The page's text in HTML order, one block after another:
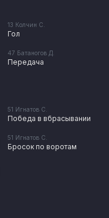
13 Колчин С.
Гол
47 Батаногов Д.
Передача
51 Игнатов С.
Победа в вбрасывании
51 Игнатов С.
Бросок по воротам